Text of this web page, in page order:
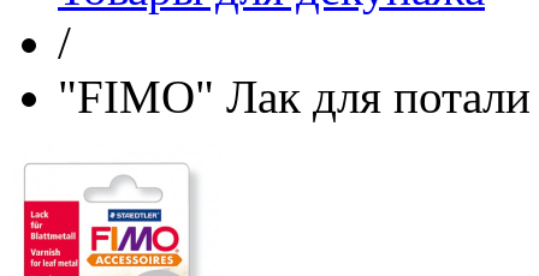
/
"FIMO" Лак для